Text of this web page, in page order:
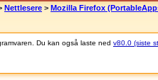
Nettlesere > Mozilla Firefox
Du kan også laste ned v80.0 (siste